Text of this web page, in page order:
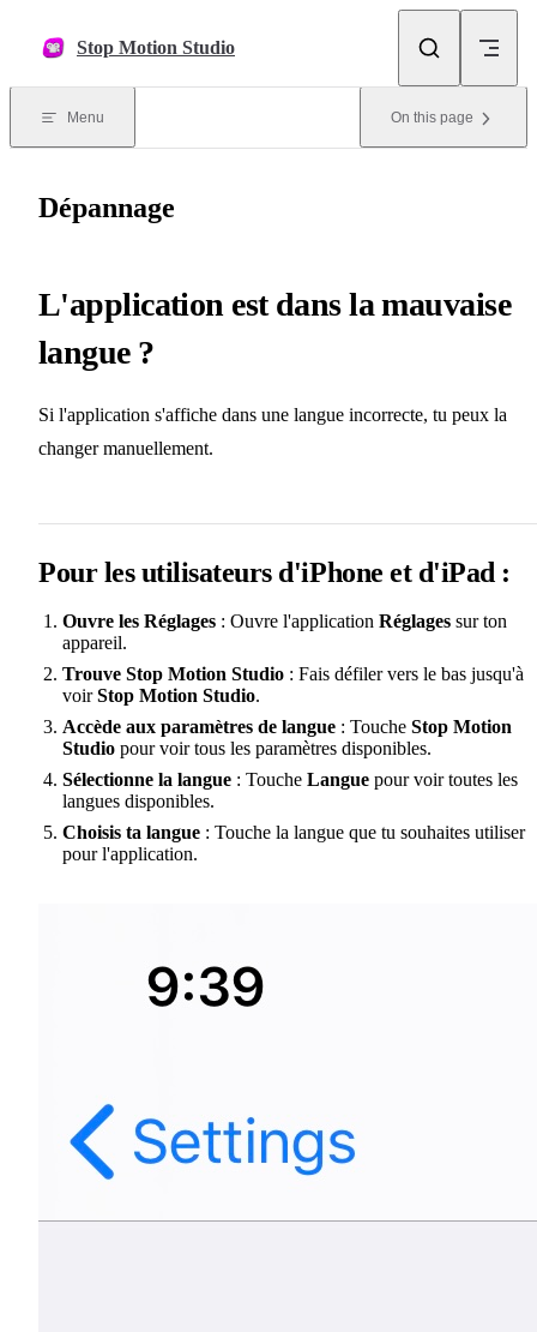
Stop Motion Studio
Menu On this page
Dépannage
L'application est dans la mauvaise
langue ?
Si l'application s'affiche dans une langue incorrecte, tu peux la
changer manuellement.
Pour les utilisateurs d'iPhone et d'iPad :
Ouvre les Réglages : Ouvre l'application Réglages sur ton
appareil.
Trouve Stop Motion Studio : Fais défiler vers le bas jusqu'à
voirStop Motion Studio.
Accède aux paramètres de langue : Touche Stop Motion
Studio pour voir tous les paramètres disponibles.
Sélectionne la langue : Touche Langue pour voir toutes les
langues disponibles.
Choisis ta langue : Touche la langue que tu souhaites utiliser
pour l'application.